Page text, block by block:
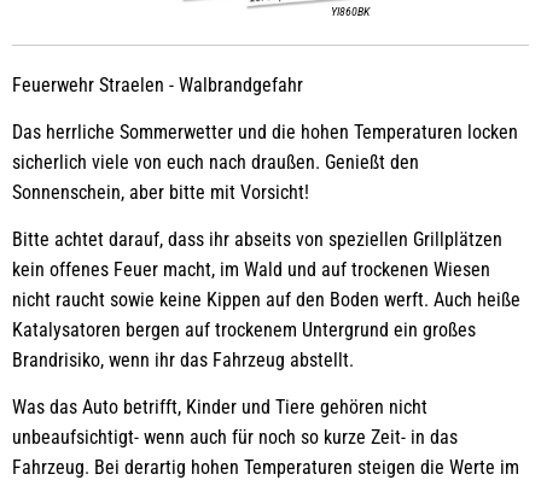
YI860BK
Feuerwehr Straelen - Walbrandgefahr
Das herrliche Sommerwetter und die hohen Temperaturen locken
sicherlich viele von euch nach draußen. Genießt den
Sonnenschein, aber bitte mit Vorsicht!
Bitte achtet darauf, dass ihr abseits von speziellen Grillplätzen
kein offenes Feuer macht, im Wald und auf trockenen Wiesen
nicht raucht sowie keine Kippen auf den Boden werft. Auch heiße
Katalysatoren bergen auf trockenem Untergrund ein großes
Brandrisiko, wenn ihr das Fahrzeug abstellt.
Was das Auto betrifft, Kinder und Tiere gehören nicht
unbeaufsichtigt- wenn auch für noch so kurze Zeit- in das
Fahrzeug. Bei derartig hohen Temperaturen steigen die Werte im